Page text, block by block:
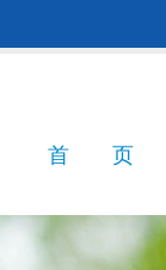
Main
首 页